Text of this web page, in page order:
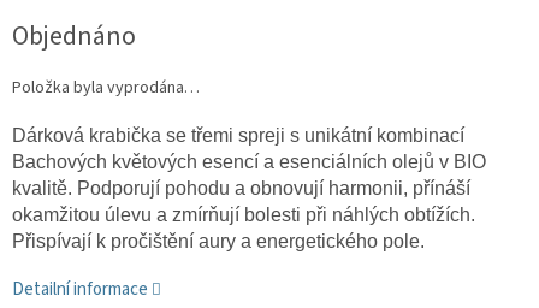
cena:
Objednáno
Položka byla vyprodána…
Dárková krabička se třemi spreji s unikátní kombinací
Bachových květových esencí a esenciálních olejů v BIO
kvalitě. Podporují pohodu a obnovují harmonii, přínáší
okamžitou úlevu a zmírňují bolesti při náhlých obtížích.
Přispívají k pročištění aury a energetického pole.
Detailní informace